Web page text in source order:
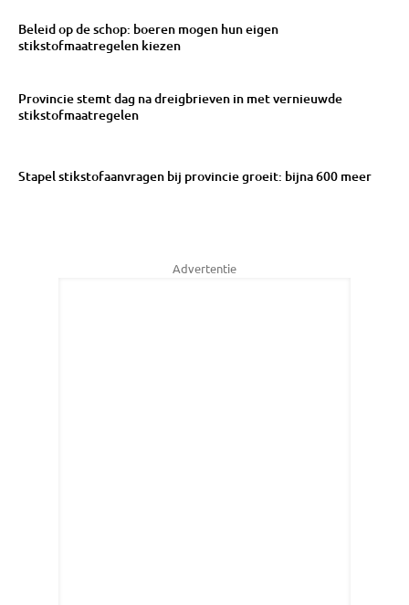
Beleid op de schop: boeren mogen hun eigen
stikstofmaatregelen kiezen
Provincie stemt dag na dreigbrieven in met vernieuwde
stikstofmaatregelen
Stapel stikstofaanvragen bij provincie groeit: bijna 600 meer
Advertentie